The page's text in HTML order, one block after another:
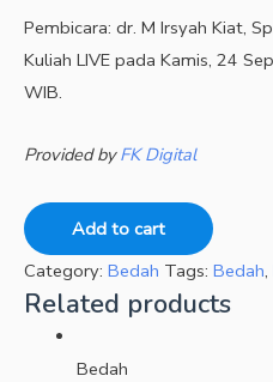
Pembicara: dr. M Irsyah Kiat,
Kuliah LIVE pada Kamis, 24
WIB.
Provided byFK Digital
Add to cart
Category: Bedah Tags: Bedah,
Related products
Bedah